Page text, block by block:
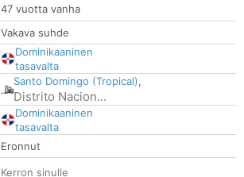
47 vuotta vanha
Vakava suhde
Dominikaaninen
tasavalta
Santo Domingo (Tropical),
Distrito Nacion...
Dominikaaninen
tasavalta
Eronnut
Kerron sinulle